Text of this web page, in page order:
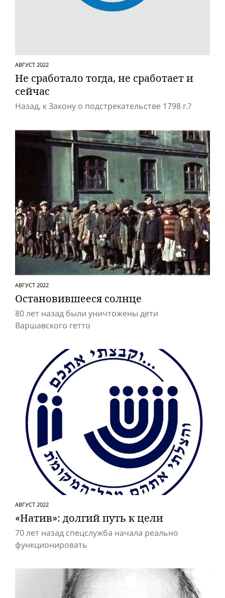
АВГУСТ 2022
Не сработало тогда, не сработает и
сейчас
Назад, к Закону о подстрекательстве 1798 г.?
АВГУСТ 2022
Остановившееся солнце
80 лет назад были уничтожены дети
Варшавского гетто
АВГУСТ 2022
«Натив»: долгий путь к цели
70 лет назад спецслужба начала реально
функционировать